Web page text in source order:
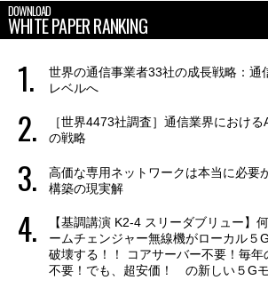
DOWNLOAD
WHITE PAPER RANKING
世界の通信事業者33社の成長戦略：通
レベルへ
［世界4473社調査］通信業界におけ
の戦略
高価な専用ネットワークは本当に必要
構築の現実解
【基調講演 K2-4 スリーダブリュー】
ームチェンジャー無線機がローカル５
破壊する！！ コアサーバー不要！毎年
不要！でも、超安価！ の新しい５G